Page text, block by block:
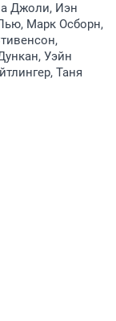
Джоли, Иэн
Марк Осборн,
Уэйн
Таня